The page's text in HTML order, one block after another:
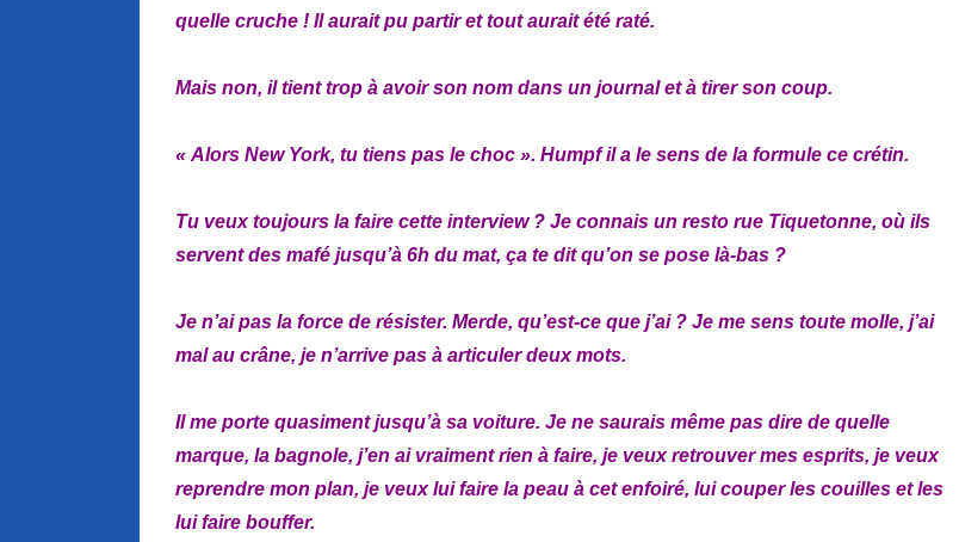
quelle cruche ! Il aurait pu partir et tout aurait été raté.
Mais non, il tient trop à avoir son nom dans un journal et à tirer son coup.
« Alors New York, tu tiens pas le choc ». Humpf il a le sens de la formule ce crétin.
Tu veux toujours la faire cette interview ? Je connais un resto rue Tiquetonne, où ils
servent des mafé jusqu’à 6h du mat, ça te dit qu’on se pose là-bas ?
Je n’ai pas la force de résister. Merde, qu’est-ce que j’ai ? Je me sens toute molle, j’ai
mal au crâne, je n’arrive pas à articuler deux mots.
Il me porte quasiment jusqu’à sa voiture. Je ne saurais même pas dire de quelle
marque, la bagnole, j’en ai vraiment rien à faire, je veux retrouver mes esprits, je veux
reprendre mon plan, je veux lui faire la peau à cet enfoiré, lui couper les couilles et les
lui faire bouffer.